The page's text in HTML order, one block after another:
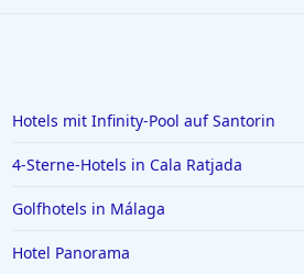
Hotels mit Infinity-Pool auf Santorin
4-Sterne-Hotels in Cala Ratjada
Golfhotels in Málaga
Hotel Panorama